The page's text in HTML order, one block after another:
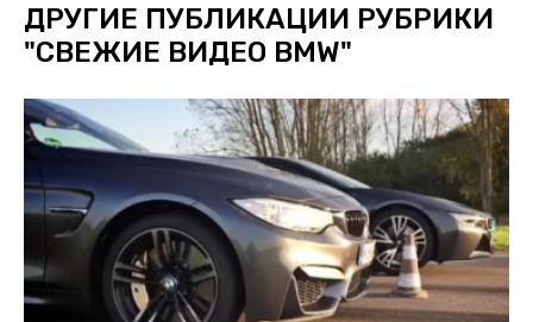
ДРУГИЕ ПУБЛИКАЦИИ РУБРИКИ
"СВЕЖИЕ ВИДЕО BMW"